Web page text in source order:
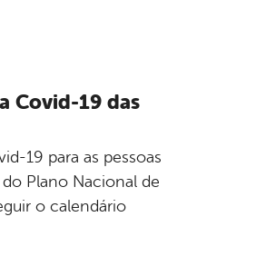
Covid-19 das
19 para as pessoas
Plano Nacional de
o calendário